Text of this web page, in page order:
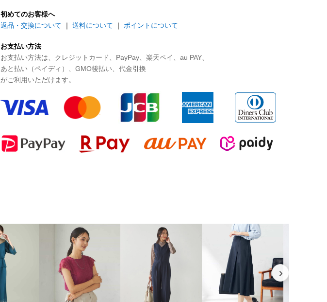
初めてのお客様へ
返品・交換について ｜ 送料について ｜ ポイントについて
お支払い方法
お支払い方法は、クレジットカード、PayPay、楽天ペイ、au PAY、
あと払い（ペイディ）、GMO後払い、代金引換
がご利用いただけます。
›